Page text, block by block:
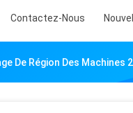
Contactez-Nous
De Région Des Machines